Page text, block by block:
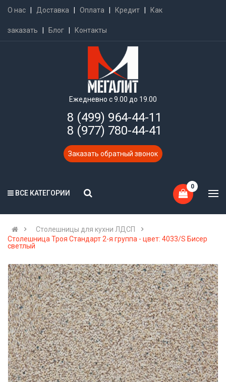
О нас Доставка Оплата Кредит Как
заказать Блог Контакты
Ежедневно с 9.00 до 19.00
8 (499) 964-44-11
8 (977) 780-44-41
Заказать обратный звонок
ВСЕ КАТЕГОРИИ
0
Cтолешницы для кухни ЛДСП
Столешница Троя Стандарт 2-я группа - цвет: 4033/S Бисер
светлый